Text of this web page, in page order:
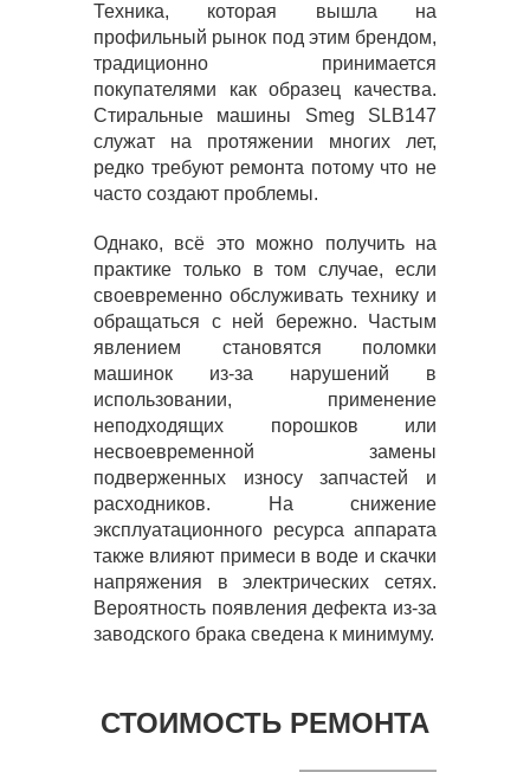
Техника, которая вышла на
профильный рынок под этим брендом,
традиционно принимается
покупателями как образец качества.
Стиральные машины Smeg SLB147
служат на протяжении многих лет,
редко требуют ремонта потому что не
часто создают проблемы.
Однако, всё это можно получить на
практике только в том случае, если
своевременно обслуживать технику и
обращаться с ней бережно. Частым
явлением становятся поломки
машинок из-за нарушений в
использовании, применение
неподходящих порошков или
несвоевременной замены
подверженных износу запчастей и
расходников. На снижение
эксплуатационного ресурса аппарата
также влияют примеси в воде и скачки
напряжения в электрических сетях.
Вероятность появления дефекта из-за
заводского брака сведена к минимуму.
СТОИМОСТЬ РЕМОНТА